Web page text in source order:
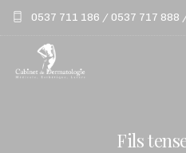
0537 711 186 / 0537 717 888
Fils